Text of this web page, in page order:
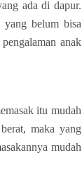
ada di dapur.
yang belum bisa
anak
itu mudah
maka yang
mudah